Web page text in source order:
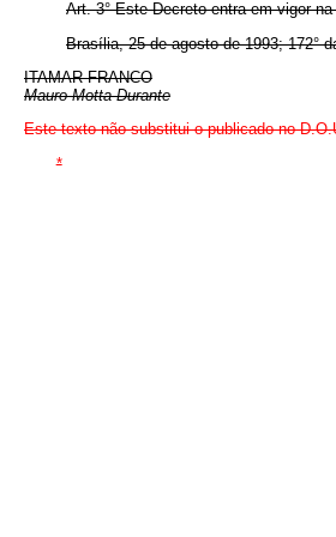
Art. 3° Este Decreto entra em vigor
Brasília, 25 de agosto de 1993; 172°
ITAMAR FRANCO
Mauro Motta Durante
Este texto não substitui o publicado no
*